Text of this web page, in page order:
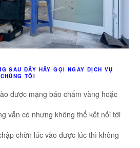
SAU ĐÂY HÃY GỌI NGAY DỊCH VỤ
TÔI
được mạng báo chấm vàng hoặc
vẫn có nhưng không thể kết nối tới
chờn lúc vào được lúc thì không